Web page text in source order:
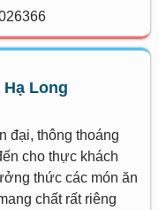
Hạ Long
đại, thông thoáng
cho thực khách
thức các món ăn
chất rất riêng